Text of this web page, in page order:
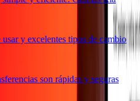
y excelentes tipos de cambio
son rápidas y seguras